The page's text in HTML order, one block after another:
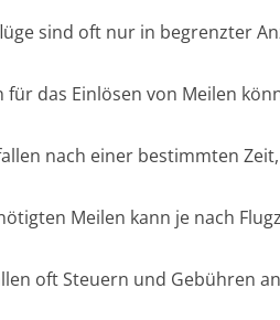
sind oft nur in begrenzter
für das Einlösen von Meilen
nach einer bestimmten
Meilen kann je nach
oft Steuern und Gebühren